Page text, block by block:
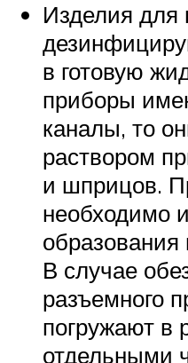
Изделия
в готовую
приборы
каналы, то
раствором
и шприцов.
необходимо
образования
В случае
разъемного
погружают в
отдельными